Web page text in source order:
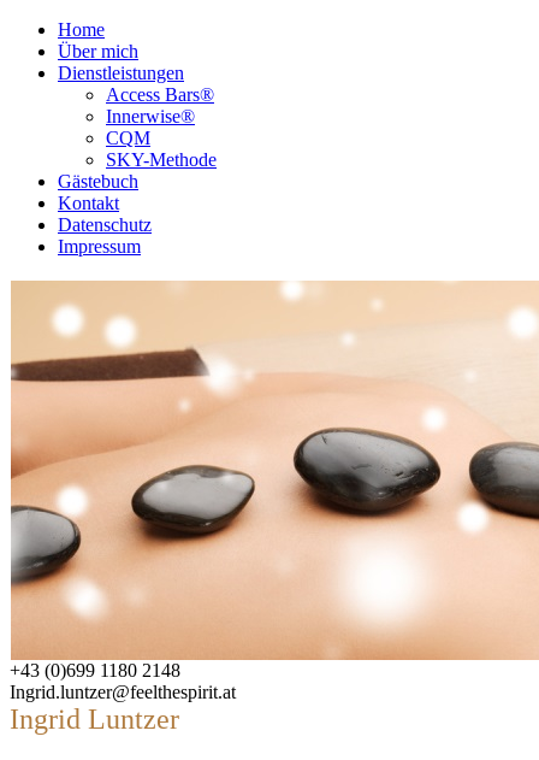
Home
Über mich
Dienstleistungen
Access Bars®
Innerwise®
CQM
SKY-Methode
Gästebuch
Kontakt
Datenschutz
Impressum
+43 (0)699 1180 2148
Ingrid.luntzer@feelthespirit.at
Ingrid Luntzer